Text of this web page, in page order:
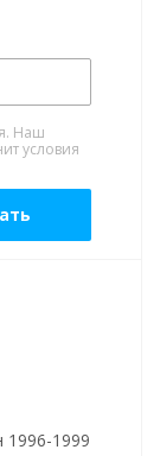
Наш
условия
1996-1999